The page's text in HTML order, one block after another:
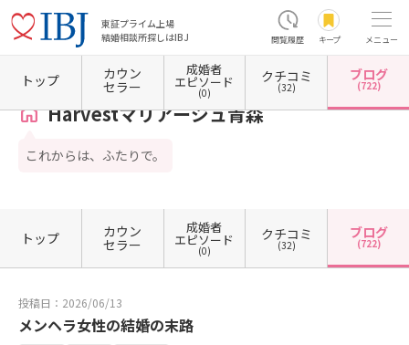
東証プライム上場
結婚相談所探しはIBJ
閲覧履歴 キープ メニュー
ホーム 青森県の結婚相談所 青森県青森市 Harvestマリアージュ青森 カウンセラーブ
Harvestマリアージュ青森
これからは、ふたりで。
トップ カウン
セラー
成婚者
エピソード
(0)
クチコミ
(32)
ブログ
(722)
トップ カウン
セラー
成婚者
エピソード
(0)
クチコミ
(32)
ブログ
(722)
投稿日：2026/06/13
メンヘラ女性の結婚の末路